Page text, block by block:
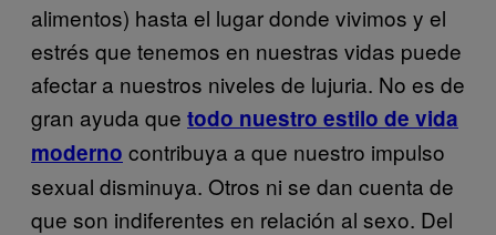
alimentos) hasta el lugar donde vivimos y el
estrés que tenemos en nuestras vidas puede
afectar a nuestros niveles de lujuria. No es de
gran ayuda que todo nuestro estilo de vida
moderno contribuya a que nuestro impulso
sexual disminuya. Otros ni se dan cuenta de
que son indiferentes en relación al sexo. Del